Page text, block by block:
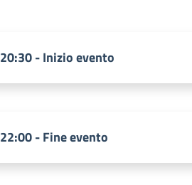
20:30 - Inizio evento
22:00 - Fine evento